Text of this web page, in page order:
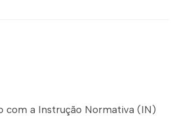
com a Instrução Normativa (IN)